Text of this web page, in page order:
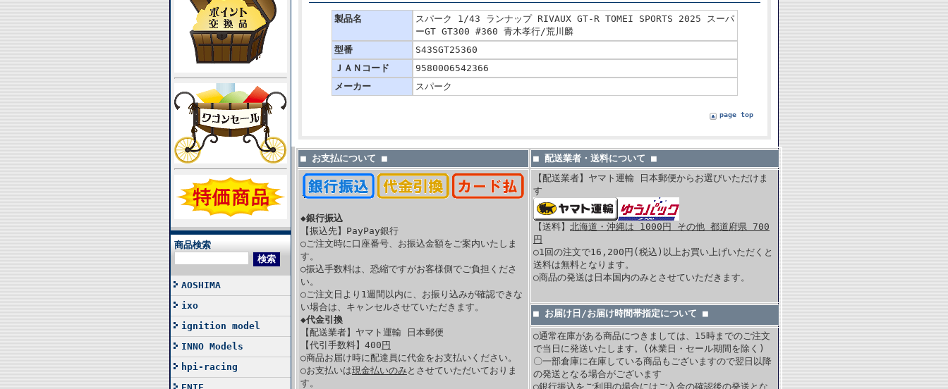
商品検索
AOSHIMA
ixo
ignition model
INNO Models
hpi-racing
製品名
スパーク 1/43 ランナップ RIVAUX GT-R TOMEI SPORTS 2025 スーパ
ーGT GT300 #360 青木孝行/荒川麟
型番
S43SGT25360
ＪＡＮコード
9580006542366
メーカー
スパーク
page top
■ お支払について ■ ■ 配送業者・送料について ■
◆銀行振込
【振込先】PayPay銀行
○ご注文時に口座番号、お振込金額をご案内いたしま
す。
○振込手数料は、恐縮ですがお客様側でご負担くださ
い。
○ご注文日より1週間以内に、お振り込みが確認できな
い場合は、キャンセルさせていただきます。
◆代金引換
【配送業者】ヤマト運輸 日本郵便
【代引手数料】400 円
○商品お届け時に配達員に代金をお支払いください。
○お支払いは現金払いのみとさせていただいておりま
す。
【配送業者】ヤマト運輸 日本郵便からお選びいただけま
す
【送料】 北海道・沖縄は 1000円 その他 都道府県 700
円
○1回の注文で16,200円(税込)以上お買い上げいただくと
送料は無料となります。
○商品の発送は日本国内のみとさせていただきます。
■ お届け日/お届け時間帯指定について ■
○通常在庫がある商品につきましては、15時までのご注文
で当日に発送いたします。(休業日・セール期間を除く)
〇一部倉庫に在庫している商品もございますので翌日以降
の発送となる場合がございます
○銀行振込をご利用の場合にはご入金の確認後の発送とな